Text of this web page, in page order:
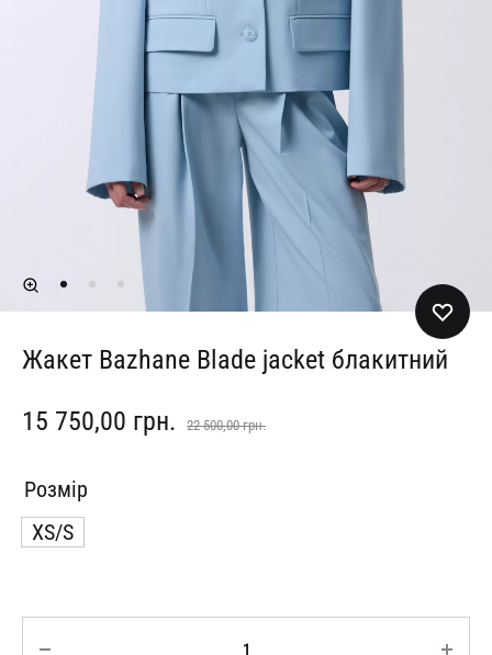
Жакет Bazhane Blade jacket блакитний
15 750,00 грн. 22 500,00грн.
Розмір
XS/S